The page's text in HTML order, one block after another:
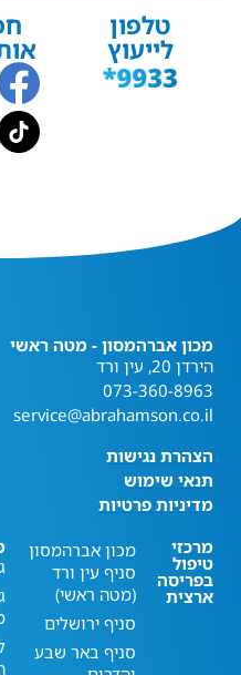
טלפון
לייעוץ
מכון אברהמסון - מטה ראשי
הירדן 20, עין ורד
073-360-8963
service@abrahamson.co.il
הצהרת נגישות
תנאי שימוש
מדיניות פרטיות
מרכזי
טיפול
בפריסה
ארצית
מכון אברהמסון
סניף עין ורד
(מטה ראשי)
סניף ירושלים
סניף באר שבע